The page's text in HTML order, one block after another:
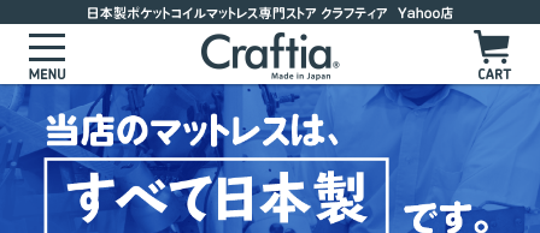
マットレスを選ぶ
サイズからマットレスを選ぶ
セミシングルショート：幅80cm×長さ180cm
かたさからマットレスを選ぶ